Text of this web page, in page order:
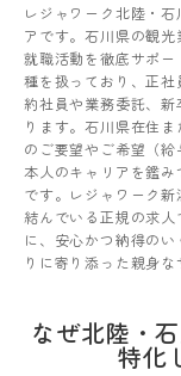
レジャワーク北陸・
アです。石川県の観
就職活動を徹底サポ
種を扱っており、正
約社員や業務委託、
ります。石川県在住
のご要望やご希望（
本人のキャリアを鑑
です。レジャワーク
結んでいる正規の求
に、安心かつ納得の
りに寄り添った親身な
なぜ北陸・
特化